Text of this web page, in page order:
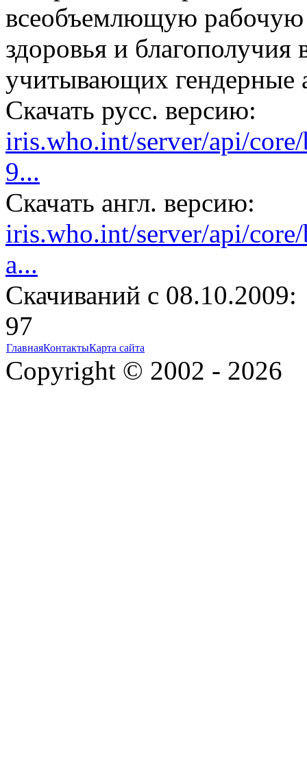
всеобъемлющую рабочую
здоровья и
учитывающих гендерные
Скачать русс. версию:
iris.who.int/server/api/
9...
Скачать англ. версию:
iris.who.int/server/api/
a...
Cкачиваний с 08.10.2009:
97
ГлавнаяКонтактыКарта сайта
Copyright © 2002 - 2026